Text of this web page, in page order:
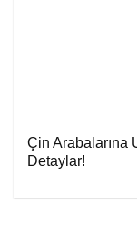
Çin Arabalarına
Detaylar!